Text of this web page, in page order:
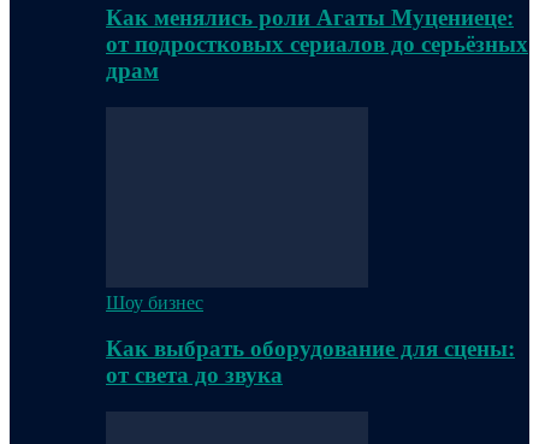
Как менялись роли Агаты Муцениеце:
от подростковых сериалов до серьёзных
драм
Шоу бизнес
Как выбрать оборудование для сцены:
от света до звука